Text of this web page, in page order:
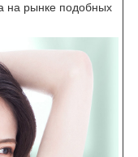
на рынке подобных